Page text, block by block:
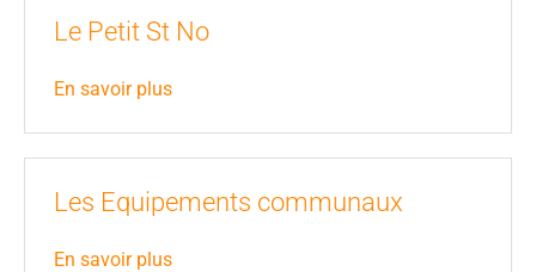
Le Petit St No
En savoir plus
Les Equipements communaux
En savoir plus